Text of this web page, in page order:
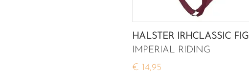
HALSTER IRHCLASSIC FIG
IMPERIAL RIDING
€ 14,95